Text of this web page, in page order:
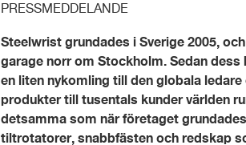
PRESSMEDDELANDE
Steelwrist grundades i Sverige 2005,
garage norr om Stockholm. Sedan
en liten nykomling till den globala
produkter till tusentals kunder världen
detsamma som när företaget
tiltrotatorer, snabbfästen och redskap